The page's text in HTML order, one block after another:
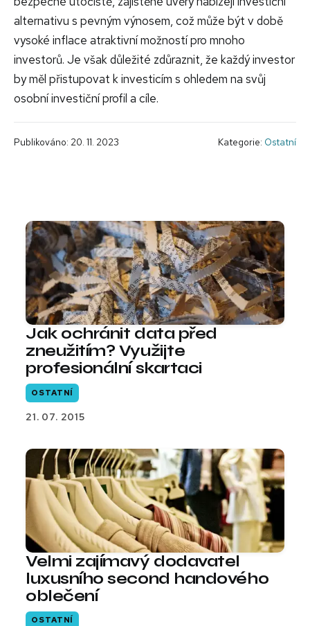
alternativu s pevným výnosem, což může být v době
vysoké inflace atraktivní možností pro mnoho
investorů. Je však důležité zdůraznit, že každý investor
by měl přistupovat k investicím s ohledem na svůj
osobní investiční profil a cíle.
Publikováno: 20. 11. 2023 Kategorie: Ostatní
Jak ochránit data před
zneužitím? Využijte
profesionální skartaci
OSTATNÍ
21. 07. 2015
Velmi zajímavý dodavatel
luxusního second handového
oblečení
OSTATNÍ